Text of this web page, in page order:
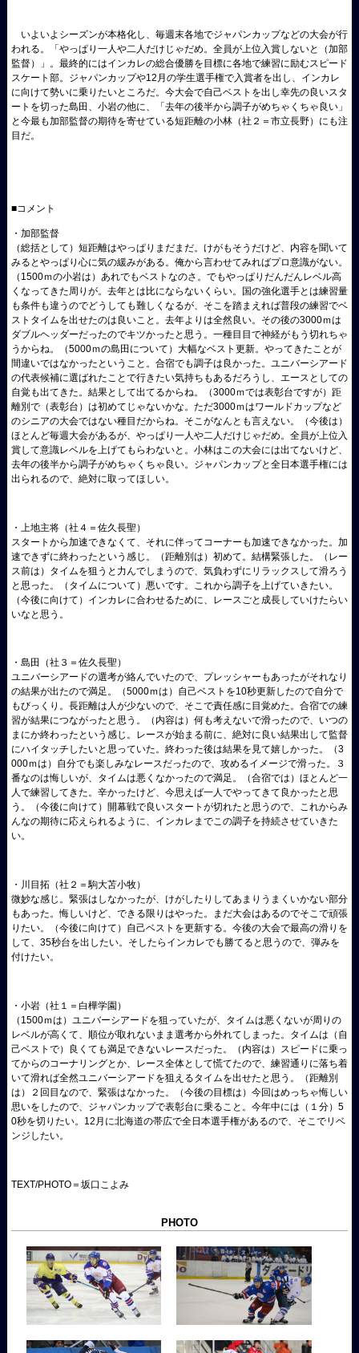
いよいよシーズンが本格化し、毎週末各地でジャパンカップなどの大会が行
われる。「やっぱり一人や二人だけじゃだめ。全員が上位入賞しないと（加部
監督）」。最終的にはインカレの総合優勝を目標に各地で練習に励むスピード
スケート部。ジャパンカップや12月の学生選手権で入賞者を出し、インカレ
に向けて勢いに乗りたいところだ。今大会で自己ベストを出し幸先の良いスタ
ートを切った島田、小岩の他に、「去年の後半から調子がめちゃくちゃ良い」
と今最も加部監督の期待を寄せている短距離の小林（社２＝市立長野）にも注
目だ。
■コメント
・加部監督
（総括として）短距離はやっぱりまだまだ。けがもそうだけど、内容を聞いて
みるとやっぱり心に気の緩みがある。俺から言わせてみればプロ意識がない。
（1500ｍの小岩は）あれでもベストなのさ。でもやっぱりだんだんレベル高
くなってきた周りが。去年とは比にならないくらい。国の強化選手とは練習量
も条件も違うのでどうしても難しくなるが、そこを踏まえれば普段の練習でベ
ストタイムを出せたのは良いこと。去年よりは全然良い。その後の3000ｍは
ダブルヘッダーだったのでキツかったと思う。一種目目で神経がもう切れちゃ
うからね。（5000ｍの島田について）大幅なベスト更新。やってきたことが
間違いではなかったということ。合宿でも調子は良かった。ユニバーシアード
の代表候補に選ばれたことで行きたい気持ちもあるだろうし、エースとしての
自覚も出てきた。結果として出てるからね。（3000ｍでは表彰台ですが）距
離別で（表彰台）は初めてじゃないかな。ただ3000ｍはワールドカップなど
のシニアの大会ではない種目だからね。そこがなんとも言えない。（今後は）
ほとんど毎週大会があるが、やっぱり一人や二人だけじゃだめ。全員が上位入
賞して意識レベルを上げてもらわないと。小林はこの大会には出てないけど、
去年の後半から調子がめちゃくちゃ良い。ジャパンカップと全日本選手権には
出られるので、絶対に取ってほしい。
・上地主将（社４＝佐久長聖）
スタートから加速できなくて、それに伴ってコーナーも加速できなかった。加
速できずに終わったという感じ。（距離別は）初めて。結構緊張した。（レー
ス前は）タイムを狙うと力んでしまうので、気負わずにリラックスして滑ろう
と思った。（タイムについて）悪いです。これから調子を上げていきたい。
（今後に向けて）インカレに合わせるために、レースごと成長していけたらい
いなと思う。
・島田（社３＝佐久長聖）
ユニバーシアードの選考が絡んでいたので、プレッシャーもあったがそれなり
の結果が出たので満足。（5000ｍは）自己ベストを10秒更新したので自分で
もびっくり。長距離は人が少ないので、そこで責任感に目覚めた。合宿での練
習が結果につながったと思う。（内容は）何も考えないで滑ったので、いつの
まにか終わったという感じ。レースが始まる前に、絶対に良い結果出して監督
にハイタッチしたいと思っていた。終わった後は結果を見て嬉しかった。（3
000ｍは）自分でも楽しみなレースだったので、攻めるイメージで滑った。３
番なのは悔しいが、タイムは悪くなかったので満足。（合宿では）ほとんど一
人で練習してきた。辛かったけど、今思えば一人でやってきて良かったと思
う。（今後に向けて）開幕戦で良いスタートが切れたと思うので、これからみ
んなの期待に応えられるように、インカレまでこの調子を持続させていきた
い。
・川目拓（社２＝駒大苫小牧）
微妙な感じ。緊張はしなかったが、けがしたりしてあまりうまくいかない部分
もあった。悔しいけど、できる限りはやった。まだ大会はあるのでそこで頑張
りたい。（今後に向けて）自己ベストを更新する。今後の大会で最高の滑りを
して、35秒台を出したい。そしたらインカレでも勝てると思うので、弾みを
付けたい。
・小岩（社１＝白樺学園）
（1500ｍは）ユニバーシアードを狙っていたが、タイムは悪くないが周りの
レベルが高くて、順位が取れないまま選考から外れてしまった。タイムは（自
己ベストで）良くても満足できないレースだった。（内容は）スピードに乗っ
てからのコーナリングとか、レース全体として慌てたので、練習通りに落ち着
いて滑れば全然ユニバーシアードを狙えるタイムを出せたと思う。（距離別
は）２回目なので、緊張はなかった。（今後の目標は）今回はめっちゃ悔しい
思いをしたので、ジャパンカップで表彰台に乗ること。今年中には（１分）5
0秒を切りたい。12月に北海道の帯広で全日本選手権があるので、そこでリベ
ンジしたい。
TEXT/PHOTO＝坂口こよみ
PHOTO